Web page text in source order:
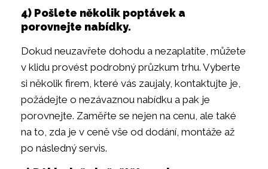
4) Pošlete několik poptávek a
porovnejte nabídky.
Dokud neuzavřete dohodu a nezaplatíte, můžete
v klidu provést podrobný průzkum trhu. Vyberte
si několik firem, které vás zaujaly, kontaktujte je,
požádejte o nezávaznou nabídku a pak je
porovnejte. Zaměřte se nejen na cenu, ale také
na to, zda je v ceně vše od dodání, montáže až
po následný servis.